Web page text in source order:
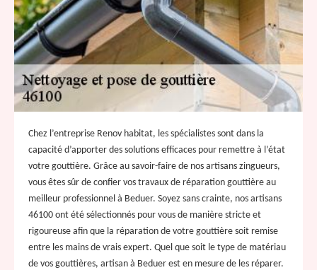
Chez l’entreprise Renov habitat, les spécialistes sont dans la
capacité d’apporter des solutions efficaces pour remettre à l’état
votre gouttière. Grâce au savoir-faire de nos artisans zingueurs,
vous êtes sûr de confier vos travaux de réparation gouttière au
meilleur professionnel à Beduer. Soyez sans crainte, nos artisans
46100 ont été sélectionnés pour vous de manière stricte et
rigoureuse afin que la réparation de votre gouttière soit remise
entre les mains de vrais expert. Quel que soit le type de matériau
de vos gouttières, artisan à Beduer est en mesure de les réparer.